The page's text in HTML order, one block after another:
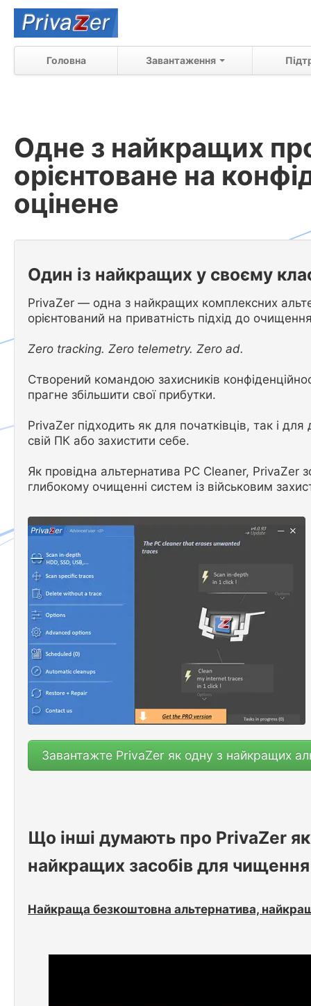
Головна Завантаження
Одне з найкращих
орієнтоване на
оцінене
Один із найкращих у своєму
PrivaZer — одна з найкращих комплексних
орієнтований на приватність підхід до
Zero tracking. Zero telemetry. Zero ad.
Створений командою захисників
прагне збільшити свої прибутки.
PrivaZer підходить як для початківців, так і
свій ПК або захистити себе.
Як провідна альтернатива PC Cleaner, PrivaZer
глибокому очищенні систем із військовим
Завантажте PrivaZer як одну з найкращих
Що інші думають про PrivaZer
найкращих засобів для
Найкраща безкоштовна альтернатива,